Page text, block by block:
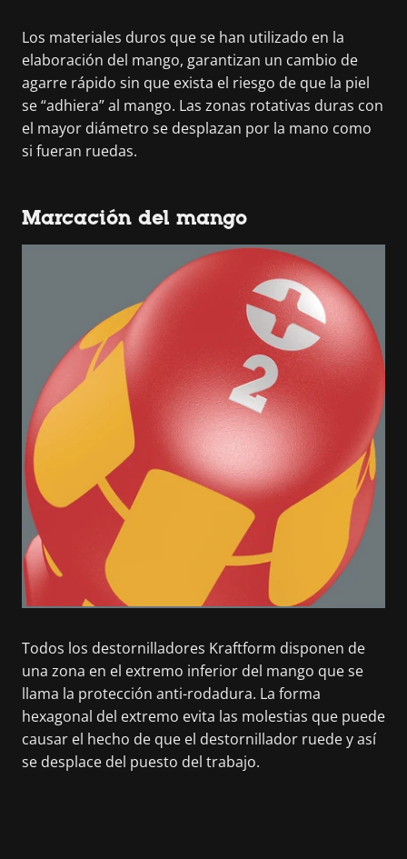
Los materiales duros que se han utilizado en la
elaboración del mango, garantizan un cambio de
agarre rápido sin que exista el riesgo de que la piel
se “adhiera” al mango. Las zonas rotativas duras con
el mayor diámetro se desplazan por la mano como
si fueran ruedas.
Marcación del mango
Todos los destornilladores Kraftform disponen de
una zona en el extremo inferior del mango que se
llama la protección anti-rodadura. La forma
hexagonal del extremo evita las molestias que puede
causar el hecho de que el destornillador ruede y así
se desplace del puesto del trabajo.